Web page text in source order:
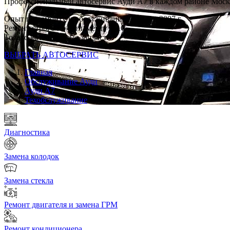
Опыт по ремонту и обслуживанию AUDI с 2007 г
Ремонт строго по регламенту VAG
Только качественные запчасти
ВЫБРАТЬ АВТОСЕРВИС
Главная
Обслуживание Ауди
Ауди А7
Техобслуживание
Диагностика
Замена колодок
Замена стекла
Ремонт двигателя и замена ГРМ